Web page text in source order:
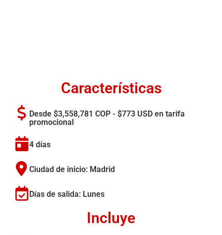
Características
Desde $3,558,781 COP - $773 USD en tarifa
promocional
4 días
Ciudad de inicio: Madrid
Días de salida: Lunes
Incluye